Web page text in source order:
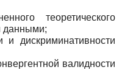
теоретического
данными;
и дискриминативности
валидности